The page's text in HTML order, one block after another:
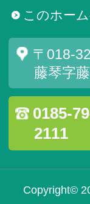
このホー
〒018-
藤琴字
0185-
2111
Copyright©